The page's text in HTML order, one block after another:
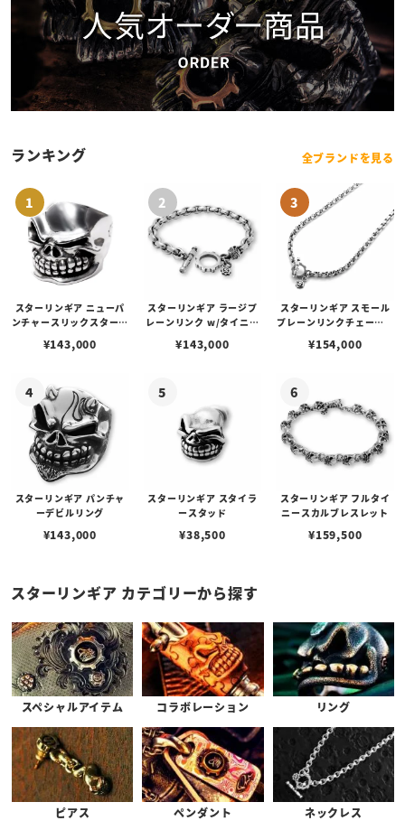
ランキング 全ブランドを見る
スターリンギア ニューパ
ンチャースリックスターリ
¥143,000
スターリンギア ラージプ
レーンリンク w/タイニー
¥143,000
スターリンギア スモール
プレーンリンクチェーン 6
¥154,000
スターリンギア パンチャ
ーデビルリング
¥143,000
スターリンギア スタイラ
ースタッド
¥38,500
スターリンギア フルタイ
ニースカルブレスレット
¥159,500
スターリンギア カテゴリーから探す
スペシャルアイテム コラボレーション リング
ピアス ペンダント ネックレス